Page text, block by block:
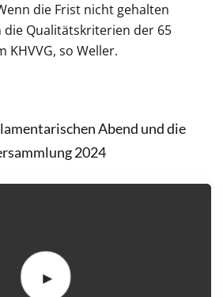
die Frist nicht gehalten
die Qualitätskriterien der 65
KHVVG, so Weller.
Abend und die
2024